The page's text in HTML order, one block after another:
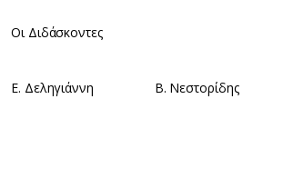
Οι Διδάσκοντες
Ε. Δεληγιάννη Β. Νεστορίδης